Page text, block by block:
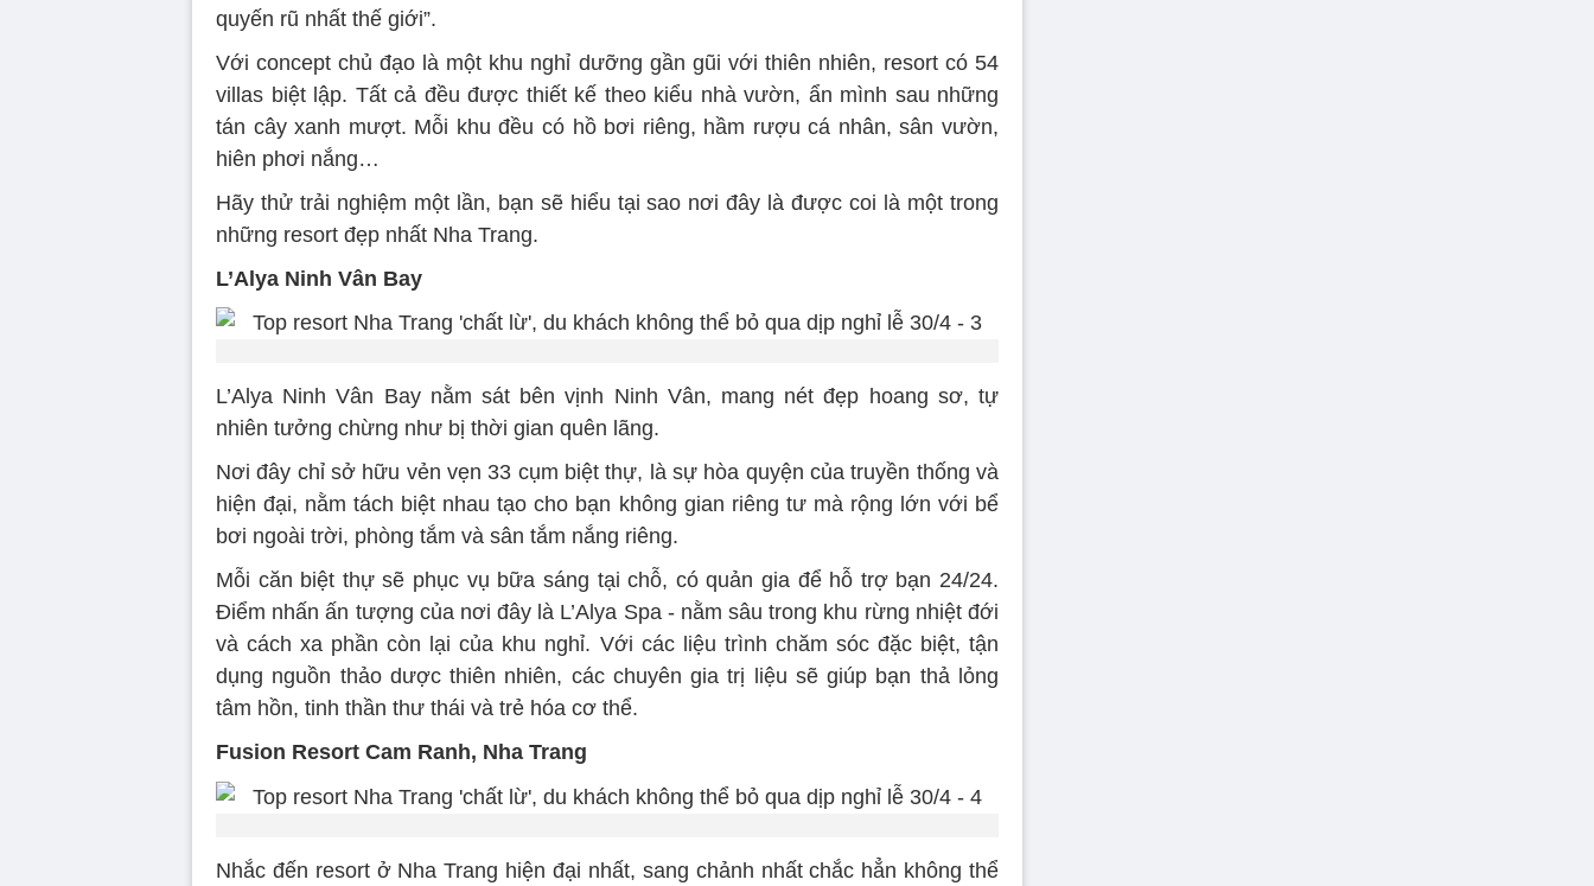
quyến rũ nhất thế giới”.
Với concept chủ đạo là một khu nghỉ dưỡng gần gũi với thiên nhiên, resort có 54
villas biệt lập. Tất cả đều được thiết kế theo kiểu nhà vườn, ẩn mình sau những
tán cây xanh mượt. Mỗi khu đều có hồ bơi riêng, hầm rượu cá nhân, sân vườn,
hiên phơi nắng…
Hãy thử trải nghiệm một lần, bạn sẽ hiểu tại sao nơi đây là được coi là một trong
những resort đẹp nhất Nha Trang.
L’Alya Ninh Vân Bay
L’Alya Ninh Vân Bay nằm sát bên vịnh Ninh Vân, mang nét đẹp hoang sơ, tự
nhiên tưởng chừng như bị thời gian quên lãng.
Nơi đây chỉ sở hữu vẻn vẹn 33 cụm biệt thự, là sự hòa quyện của truyền thống và
hiện đại, nằm tách biệt nhau tạo cho bạn không gian riêng tư mà rộng lớn với bể
bơi ngoài trời, phòng tắm và sân tắm nắng riêng.
Mỗi căn biệt thự sẽ phục vụ bữa sáng tại chỗ, có quản gia để hỗ trợ bạn 24/24.
Điểm nhấn ấn tượng của nơi đây là L’Alya Spa - nằm sâu trong khu rừng nhiệt đới
và cách xa phần còn lại của khu nghỉ. Với các liệu trình chăm sóc đặc biệt, tận
dụng nguồn thảo dược thiên nhiên, các chuyên gia trị liệu sẽ giúp bạn thả lỏng
tâm hồn, tinh thần thư thái và trẻ hóa cơ thể.
Fusion Resort Cam Ranh, Nha Trang
Nhắc đến resort ở Nha Trang hiện đại nhất, sang chảnh nhất chắc hẳn không thể